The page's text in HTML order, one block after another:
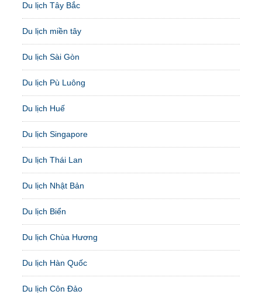
Du lịch Tây Bắc
Du lịch miền tây
Du lịch Sài Gòn
Du lịch Pù Luông
Du lịch Huế
Du lịch Singapore
Du lịch Thái Lan
Du lịch Nhật Bản
Du lịch Biển
Du lịch Chùa Hương
Du lịch Hàn Quốc
Du lịch Côn Đảo